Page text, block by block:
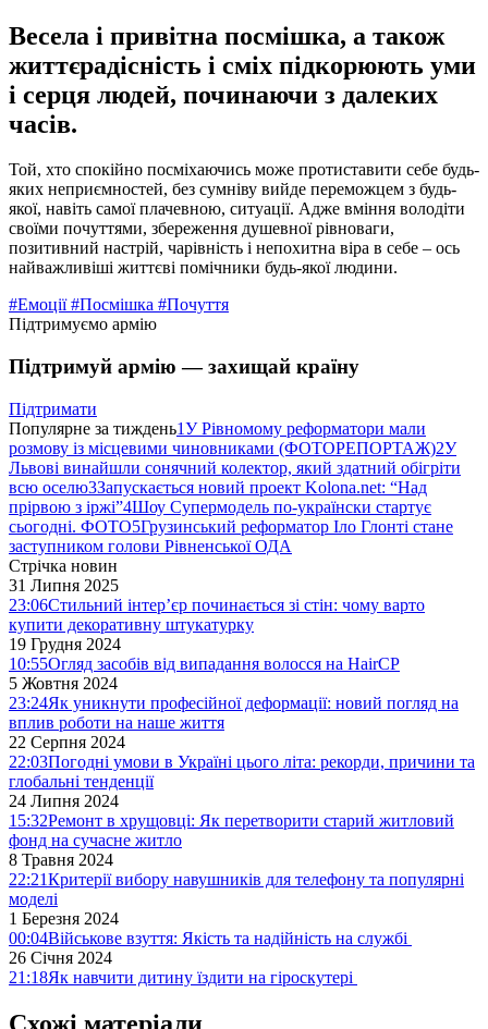
Весела і привітна посмішка, а також
життєрадісність і сміх підкорюють уми
і серця людей, починаючи з далеких
часів.
Той, хто спокійно посміхаючись може протиставити себе будь-
яких неприємностей, без сумніву вийде переможцем з будь-
якої, навіть самої плачевною, ситуації. Адже вміння володіти
своїми почуттями, збереження душевної рівноваги,
позитивний настрій, чарівність і непохитна віра в себе – ось
найважливіші життєві помічники будь-якої людини.
#Емоції#Посмішка #Почуття
Підтримуємо армію
Підтримуй армію — захищай країну
Підтримати
Популярне за тиждень1У Рівномому реформатори мали
розмову із місцевими чиновниками (ФОТОРЕПОРТАЖ)2У
Львові винайшли сонячний колектор, який здатний обігріти
всю оселю3Запускається новий проект Kolona.net: “Над
прірвою з іржі”4Шоу Супермодель по-українски стартує
сьогодні. ФОТО5Грузинський реформатор Іло Глонті стане
заступником голови Рівненської ОДА
Стрічка новин
31 Липня 2025
23:06Стильний інтер’єр починається зі стін: чому варто
купити декоративну штукатурку
19 Грудня 2024
10:55Огляд засобів від випадання волосся на HairCP
5 Жовтня 2024
23:24Як уникнути професійної деформації: новий погляд на
вплив роботи на наше життя
22 Серпня 2024
22:03Погодні умови в Україні цього літа: рекорди, причини та
глобальні тенденції
24 Липня 2024
15:32Ремонт в хрущовці: Як перетворити старий житловий
фонд на сучасне житло
8 Травня 2024
22:21Критерії вибору навушників для телефону та популярні
моделі
1 Березня 2024
00:04Військове взуття: Якість та надійність на службі
26 Січня 2024
21:18Як навчити дитину їздити на гіроскутері
Схожі матеріали